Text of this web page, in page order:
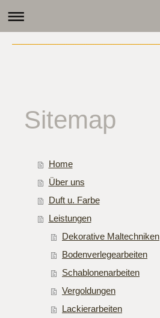
Sitemap
Home
Über uns
Duft u. Farbe
Leistungen
Dekorative Maltechniken
Bodenverlegearbeiten
Schablonenarbeiten
Vergoldungen
Lackierarbeiten